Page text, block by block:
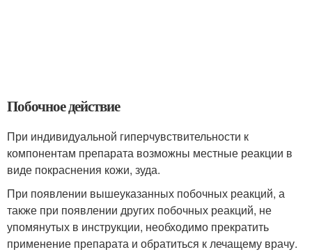
Побочное действие
При индивидуальной гиперчувствительности к
компонентам препарата возможны местные реакции в
виде покраснения кожи, зуда.
При появлении вышеуказанных побочных реакций, а
также при появлении других побочных реакций, не
упомянутых в инструкции, необходимо прекратить
применение препарата и обратиться к лечащему врачу.